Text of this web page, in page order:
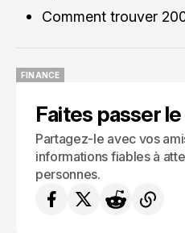
Comment trouver
FINANCE
Faites passer
Partagez-le avec vos
informations fiables à
personnes.